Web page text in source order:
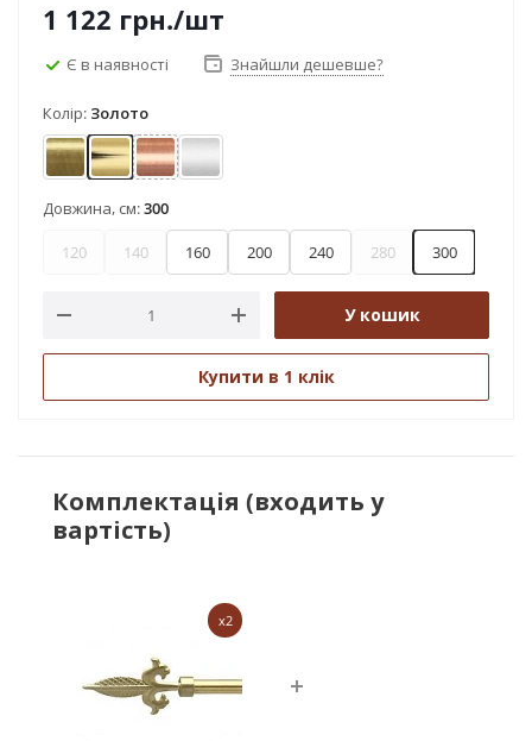
1 122 грн./шт
Є в наявності Знайшли дешевше?
Колір: Золото
АнтикЗолотоМідьСатин
Довжина, см:300
120 140 160 200 240 280 300
У кошик
Купити в 1 клік
Комплектація (входить у
вартість)
x2